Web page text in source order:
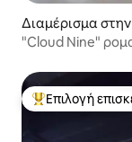
Διαμέρισμα
"Cloud Nine"
Κορυφαία
Επιλογή